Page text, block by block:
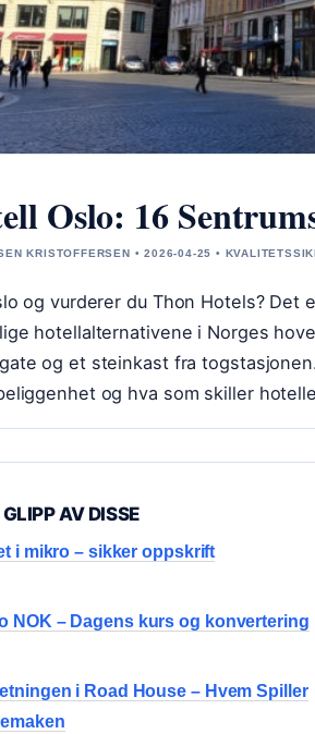
Oslo: 16
KRISTOFFERSEN • 2026-04-25 •
og vurderer du Thon Hotels?
hotellalternativene i Norges
og et steinkast fra
og hva som skiller
AV DISSE
i mikro – sikker oppskrift
NOK – Dagens kurs og konvertering
i Road House – Hvem Spiller